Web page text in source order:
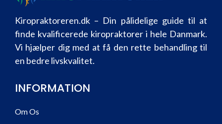
Kiropraktoreren.dk – Din pålidelige guide til at
finde kvalificerede kiropraktorer i hele Danmark.
Vi hjælper dig med at få den rette behandling til
en bedre livskvalitet.
INFORMATION
Om Os